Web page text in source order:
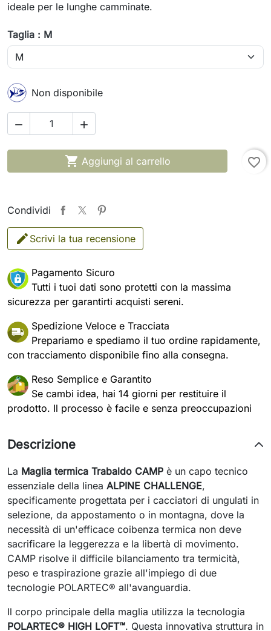
ideale per le lunghe camminate.
Taglia : M
Non disponibile
 
 Aggiungi al carrello favorite_border
Condividi
Scrivi la tua recensione
Pagamento Sicuro
Tutti i tuoi dati sono protetti con la massima
sicurezza per garantirti acquisti sereni.
Spedizione Veloce e Tracciata
Prepariamo e spediamo il tuo ordine rapidamente,
con tracciamento disponibile fino alla consegna.
Reso Semplice e Garantito
Se cambi idea, hai 14 giorni per restituire il
prodotto. Il processo è facile e senza preoccupazioni
Descrizione
La Maglia termica Trabaldo CAMP è un capo tecnico
essenziale della linea ALPINE CHALLENGE,
specificamente progettata per i cacciatori di ungulati in
selezione, da appostamento o in montagna, dove la
necessità di un'efficace coibenza termica non deve
sacrificare la leggerezza e la libertà di movimento.
CAMP risolve il difficile bilanciamento tra termicità,
peso e traspirazione grazie all'impiego di due
tecnologie POLARTEC® all'avanguardia.
Il corpo principale della maglia utilizza la tecnologia
POLARTEC® HIGH LOFT™. Questa innovativa struttura in